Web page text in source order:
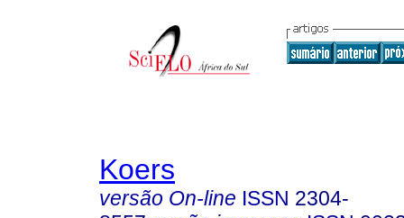
Koers
versão On-line ISSN 2304-